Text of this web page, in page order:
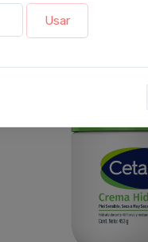
Usar
producto